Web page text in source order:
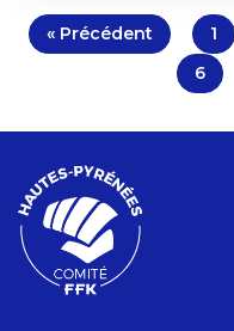
« Précédent 1
6